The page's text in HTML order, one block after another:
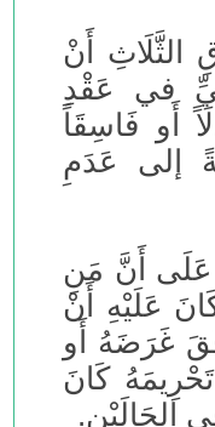
الثَّلَاثِ أَنْ
في عَقْدِ
أَو فَاسِقَاً
إلى عَدَمِ
عَلَى أَنَّ مَنِ
عَلَيْهِ أَنْ
غَرَضَهُ أَو
كَانَ
الحَالَيْنِ.